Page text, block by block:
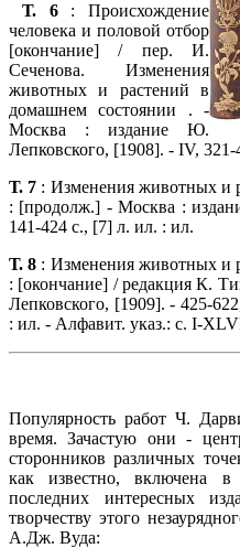
Т. 6: Происхождение
человека и половой отбор
[окончание] / пер. И.
Сеченова. Изменения
животных и растений в
домашнем состоянии . -
Москва : издание Ю.
Лепковского, [1908]. - IV,
Т. 7 : Изменения животных и
: [продолж.] - Москва :
141-424 с., [7] л. ил. : ил.
Т. 8 : Изменения животных и
: [окончание] / редакция К.
Лепковского, [1909]. - 425-
: ил. - Алфавит. указ.: с. I-
Популярность работ Ч.
время. Зачастую они -
сторонников различных
как известно, включена
последних интересных
творчеству этого
А.Дж. Вуда: